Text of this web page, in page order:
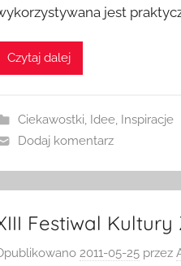
jest
Czytaj dalej
Ciekawostki, Idee, Inspiracje
Dodaj komentarz
Festiwal Kultury
2011-05-25 przez